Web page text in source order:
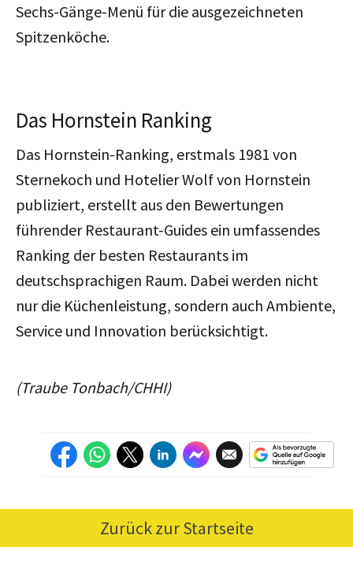
Sechs-Gänge-Menü für die ausgezeichneten
Spitzenköche.
Das Hornstein Ranking
Das Hornstein-Ranking, erstmals 1981 von
Sternekoch und Hotelier Wolf von Hornstein
publiziert, erstellt aus den Bewertungen
führender Restaurant-Guides ein umfassendes
Ranking der besten Restaurants im
deutschsprachigen Raum. Dabei werden nicht
nur die Küchenleistung, sondern auch Ambiente,
Service und Innovation berücksichtigt.
(Traube Tonbach/CHHI)
Zurück zur Startseite